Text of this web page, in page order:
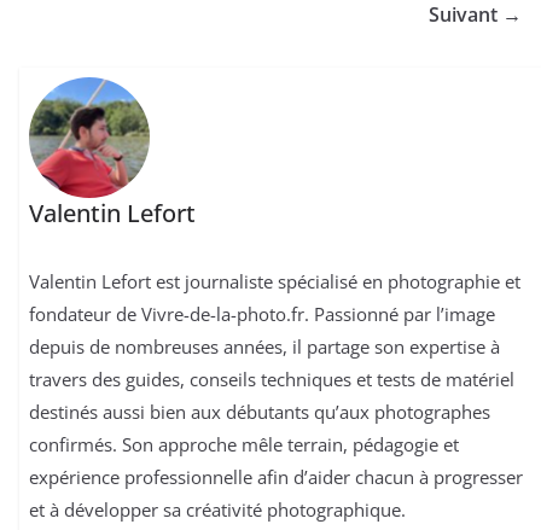
Suivant →
Valentin Lefort
Valentin Lefort est journaliste spécialisé en photographie et
fondateur de Vivre-de-la-photo.fr. Passionné par l’image
depuis de nombreuses années, il partage son expertise à
travers des guides, conseils techniques et tests de matériel
destinés aussi bien aux débutants qu’aux photographes
confirmés. Son approche mêle terrain, pédagogie et
expérience professionnelle afin d’aider chacun à progresser
et à développer sa créativité photographique.